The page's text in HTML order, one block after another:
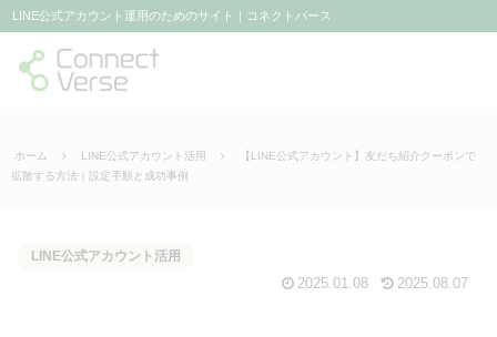
LINE公式アカウント運用のためのサイト｜コネクトバース
ホーム LINE公式アカウント活用
【LINE公式アカウント】友だち紹介クーポンで
拡散する方法｜設定手順と成功事例
LINE公式アカウント活用
2025.01.08 2025.08.07